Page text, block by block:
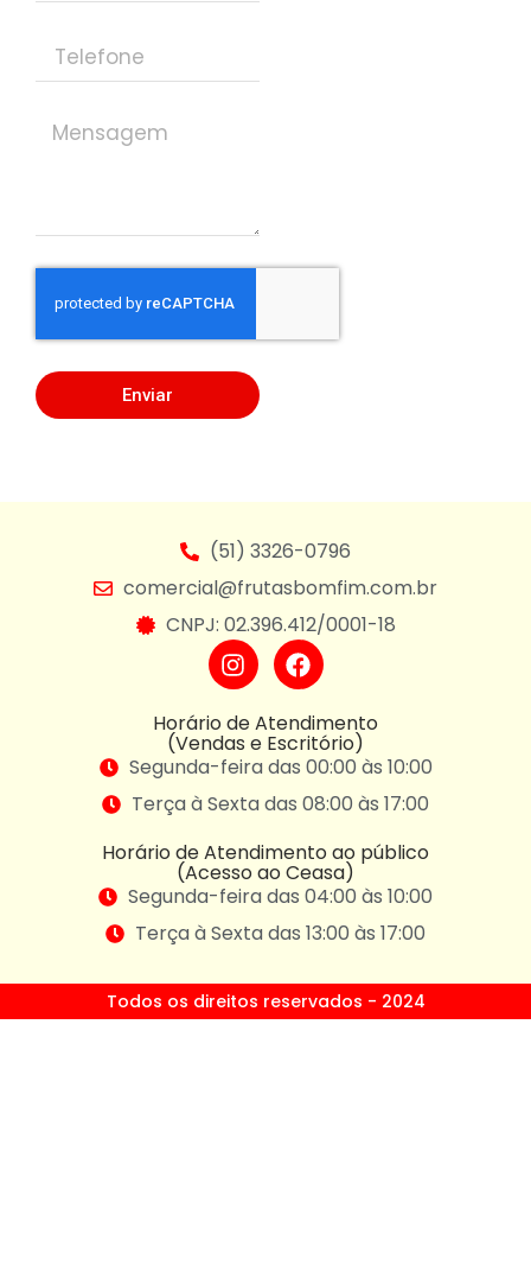
Enviar
(51) 3326-0796
comercial@frutasbomfim.com.br
CNPJ: 02.396.412/0001-18
Horário de Atendimento
(Vendas e Escritório)
Segunda-feira das 00:00 às 10:00
Terça à Sexta das 08:00 às 17:00
Horário de Atendimento ao público
(Acesso ao Ceasa)
Segunda-feira das 04:00 às 10:00
Terça à Sexta das 13:00 às 17:00
Todos os direitos reservados - 2024